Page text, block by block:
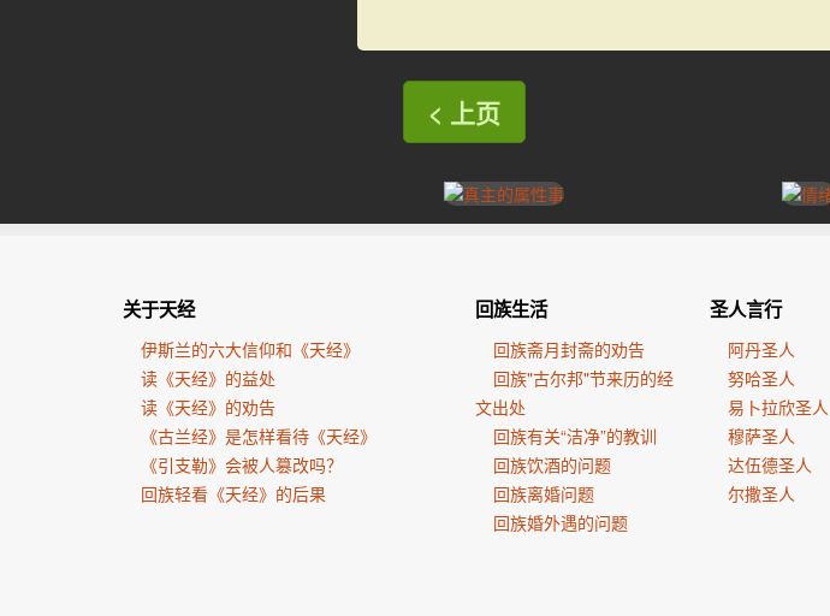
< 上页
关于天经
伊斯兰的六大信仰和《天经》
读《天经》的益处
读《天经》的劝告
《古兰经》是怎样看待《天经》
《引支勒》会被人篡改吗？
回族轻看《天经》的后果
回族生活
回族斋月封斋的劝告
回族"古尔邦"节来历的经
文出处
回族有关“洁净”的教训
回族饮酒的问题
回族离婚问题
回族婚外遇的问题
圣人言行
阿丹圣人
努哈圣人
易卜拉欣圣人
穆萨圣人
达伍德圣人
尔撒圣人